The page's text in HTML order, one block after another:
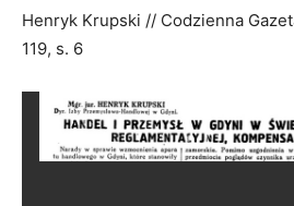
Henryk Krupski // Codzienna
119, s. 6